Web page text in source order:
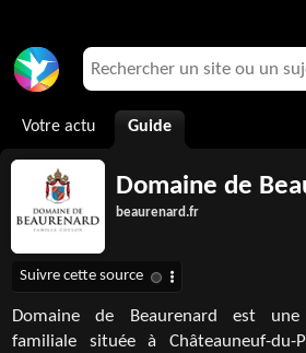
Votre actu Guide
Domaine de
beaurenard.fr
Domaine de Beaurenard est
familiale située à Châteauneuf-du-